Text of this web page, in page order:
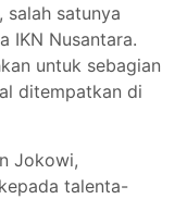
salah satunya
IKN Nusantara.
untuk sebagian
ditempatkan di
Jokowi,
talenta-